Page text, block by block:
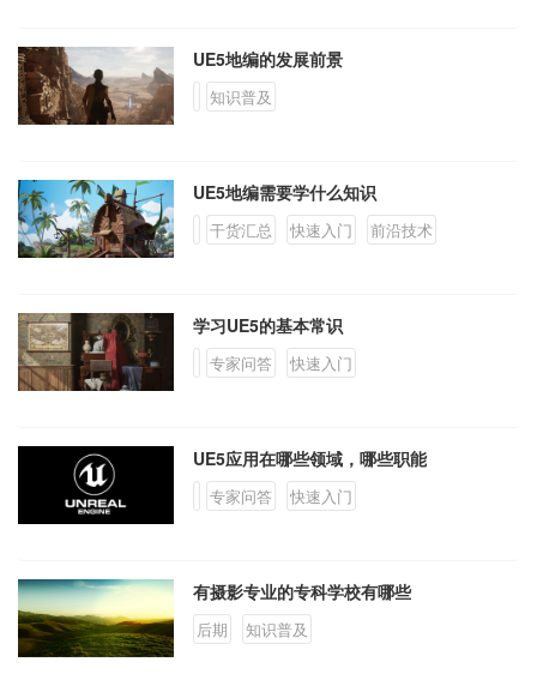
UE5地编的发展前景
知识普及
UE5地编需要学什么知识
干货汇总 快速入门 前沿技术
学习UE5的基本常识
专家问答 快速入门
UE5应用在哪些领域，哪些职能
专家问答 快速入门
有摄影专业的专科学校有哪些
后期 知识普及